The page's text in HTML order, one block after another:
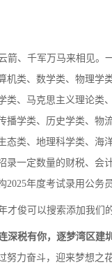
箭、千军万马来相见。
机类、数学类、物理学
类、马克思主义理论类
播学类、历史学类、物
态类、地理科学类、海
录一定数量的财税、会
2025年度考试录用公务
才俊可以搜索添加我们
深税有你，逐梦湾区建
努力奋斗，迎来梦想之